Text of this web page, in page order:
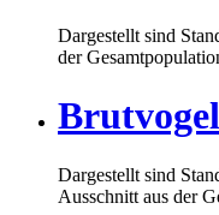
Dargestellt sind
der
Dargestellt sind
Ausschnitt aus der